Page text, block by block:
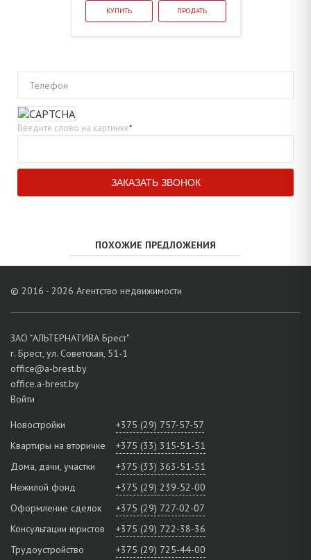
КУПИТЬ ПРОДАТЬ
Телефон
Введите слово на картинке*
ПОХОЖИЕ ПРЕДЛОЖЕНИЯ
© 2016 - 2026 Агентство недвижимости
ЗАО "АЛЬТЕРНАТИВА Брест"
г. Брест, ул. Советская, 51-1
office@a-brest.by
office.a-brest.by
Войти
Новостройки
+375 (29) 757-57-57
Квартиры на вторичке
+375 (33) 315-51-51
Дома, дачи, участки
+375 (33) 363-51-51
Нежилой фонд
+375 (29) 239-52-00
Оформление сделок
+375 (29) 727-02-07
Консультации юристов
+375 (29) 722-38-36
Трудоустройство
+375 (29) 725-44-00